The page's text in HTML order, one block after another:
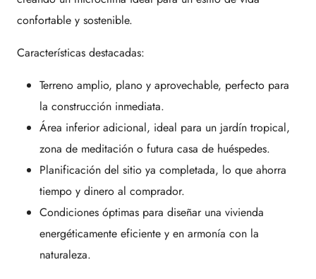
confortable y sostenible.
Características destacadas:
Terreno amplio, plano y aprovechable, perfecto para
la construcción inmediata.
Área inferior adicional, ideal para un jardín tropical,
zona de meditación o futura casa de huéspedes.
Planificación del sitio ya completada, lo que ahorra
tiempo y dinero al comprador.
Condiciones óptimas para diseñar una vivienda
energéticamente eficiente y en armonía con la
naturaleza.